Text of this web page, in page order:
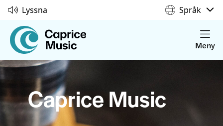
Lyssna Språk
Meny
Caprice Music